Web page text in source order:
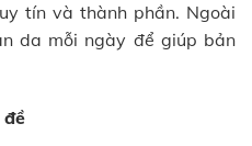
tín và thành phần. Ngoài
da mỗi ngày để giúp bản
đề